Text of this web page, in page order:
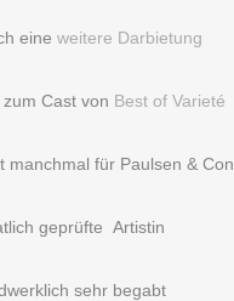
eine weitere Darbietung
Cast von Best of Varieté
manchmal für Paulsen &
geprüfte Artistin
sehr begabt